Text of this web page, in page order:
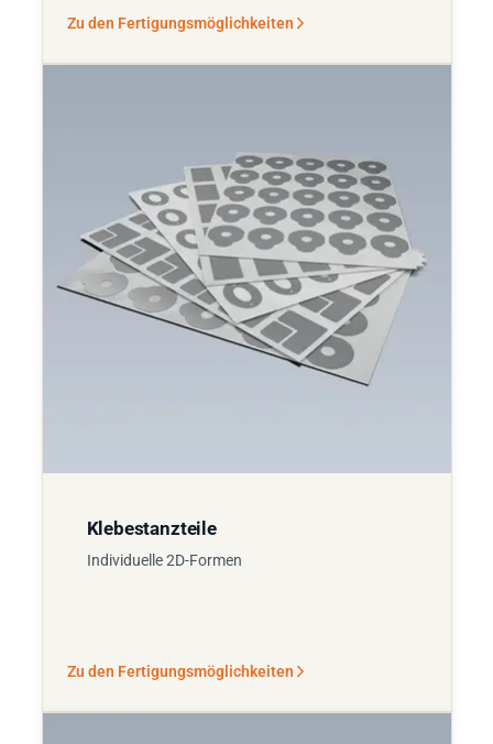
Zu den Fertigungsmöglichkeiten
Klebestanzteile
Individuelle 2D-Formen
Zu den Fertigungsmöglichkeiten